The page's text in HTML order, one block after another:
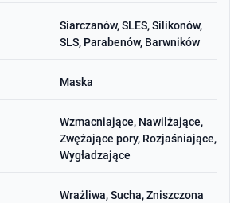
Siarczanów, SLES, Silikonów,
SLS, Parabenów, Barwników
Maska
Wzmacniające, Nawilżające,
Zwężające pory, Rozjaśniające,
Wygładzające
Wrażliwa, Sucha, Zniszczona